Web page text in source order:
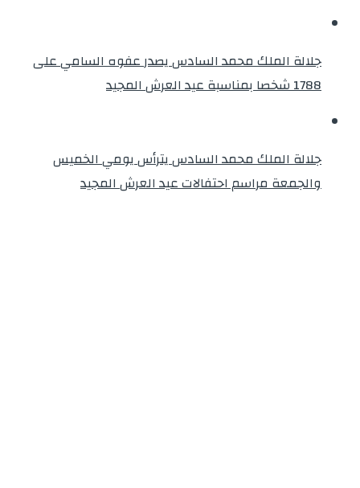
جلالة الملك محمد السادس يصدر عفوه السامي على
1788 شخصا بمناسبة عيد العرش المجيد
جلالة الملك محمد السادس يترأس يومي الخميس
والجمعة مراسم احتفالات عيد العرش المجيد